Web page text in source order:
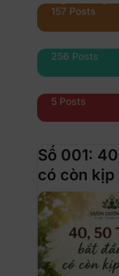
157 Posts
256 Posts
5 Posts
Số 001:
có còn kịp